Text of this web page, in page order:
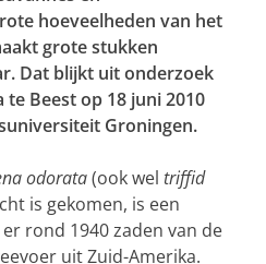
hoeveelheden van het
grote stukken
Dat blijkt uit onderzoek
Beest op 18 juni 2010
Groningen.
odorata(ook wel triffid
is gekomen, is een
rond 1940 zaden van de
uit Zuid-Amerika.